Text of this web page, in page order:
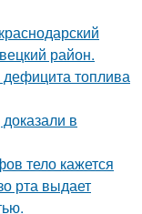
район.
дефицита топлива
в
тело кажется
рта выдает